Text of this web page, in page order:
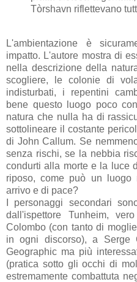
Tòrshavn riflettevano
L'ambientazione è
impatto. L'autore mostra di
nella descrizione della
scogliere, le colonie di
indisturbati, i repentini
bene questo luogo poco
natura che nulla ha di
sottolineare il costante
di John Callum. Se
senza rischi, se la nebbia
condurti alla morte e la luce
riposo, come può un luogo
arrivo e di pace?
I personaggi secondari
dall'ispettore Tunheim,
Colombo (con tanto di
in ogni discorso), a Serge
Geographic ma più
(pratica sotto gli occhi di
estremamente combattuta